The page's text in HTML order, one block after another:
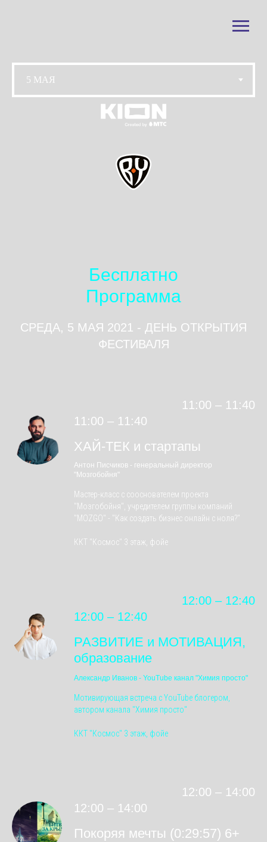
Бесплатно
Программа
СРЕДА, 5 МАЯ 2021 - ДЕНЬ ОТКРЫТИЯ
ФЕСТИВАЛЯ
11:00 – 11:40
11:00 – 11:40
ХАЙ-ТЕК и стартапы
Антон Писчиков - генеральный директор
"Мозгобойня"
Мастер-класс с сооснователем проекта
"Мозгобойня", учредителем группы компаний
"MOZGO" - "Как создать бизнес онлайн с ноля?"
ККТ "Космос" 3 этаж, фойе
12:00 – 12:40
12:00 – 12:40
РАЗВИТИЕ и МОТИВАЦИЯ,
образование
Александр Иванов - YouTube канал "Химия просто"
Мотивирующая встреча с YouTube блогером,
автором канала "Химия просто"
ККТ "Космос" 3 этаж, фойе
12:00 – 14:00
12:00 – 14:00
Покоряя мечты (0:29:57) 6+